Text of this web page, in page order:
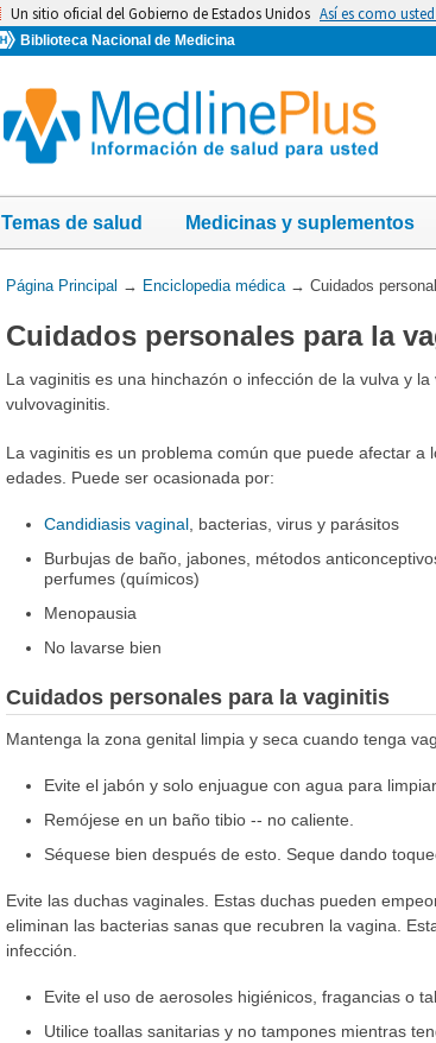
Un sitio oficial del Gobierno de Estados Unidos Así es como
Biblioteca Nacional de Medicina
Temas de salud Medicinas y suplementos
Usted
aquí:
Página Principal → Enciclopedia médica→ Cuidados
Cuidados personales para la
La vaginitis es una hinchazón o infección de la vulva y
vulvovaginitis.
La vaginitis es un problema común que puede afectar a
edades. Puede ser ocasionada por:
Candidiasis vaginal , bacterias, virus y parásitos
Burbujas de baño, jabones, métodos
perfumes (químicos)
Menopausia
No lavarse bien
Cuidados personales para la vaginitis
Mantenga la zona genital limpia y seca cuando tenga
Evite el jabón y solo enjuague con agua para
Remójese en un baño tibio -- no caliente.
Séquese bien después de esto. Seque dando
Evite las duchas vaginales. Estas duchas pueden
eliminan las bacterias sanas que recubren la vagina.
infección.
Evite el uso de aerosoles higiénicos, fragancias o
Utilice toallas sanitarias y no tampones mientras